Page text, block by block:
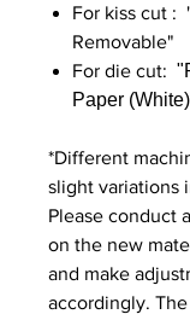
For kiss cut :
Removable"
For die cut:
Paper
*Different
slight variations
Please conduct
on the new
and make
accordingly.